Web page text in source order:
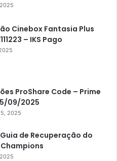
Cinebox Fantasia Plus
– IKS Pago
ProShare Code – Prime
09/2025
2025
de Recuperação do